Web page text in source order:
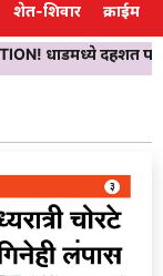
शेत-शिवार क्राईम
धाडमध्ये दहशत